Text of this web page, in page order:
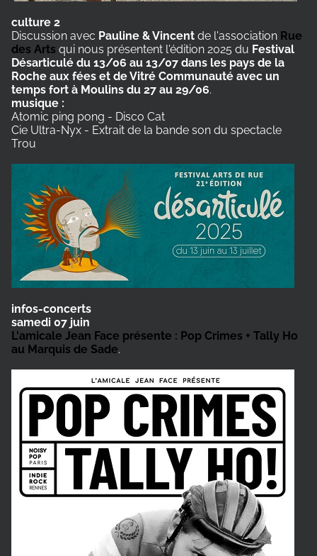
culture 2
Discussion avec Pauline & Vincent de l'association Rue
des Arts qui nous présentent l'édition 2025 du Festival
Désarticulé du 13/06 au 13/07 dans les pays de la
Roche aux fées et de Vitré Communauté avec un
temps fort à Moulins du 27 au 29/06.
musique :
Atomic ping pong - Disco Cat
Cie Ultra-Nyx - Extrait de la bande son du spectacle
Trou
infos-concerts
samedi 07 juin
L'amicale Jean Face présente : Pop Crimes + Tally Ho
au Marquis de Sade.